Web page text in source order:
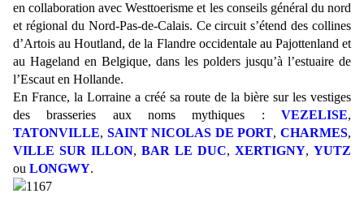
en collaboration avec Westtoerisme et les conseils général du nord
et régional du Nord-Pas-de-Calais. Ce circuit s’étend des collines
d’Artois au Houtland, de la Flandre occidentale au Pajottenland et
au Hageland en Belgique, dans les polders jusqu’à l’estuaire de
l’Escaut en Hollande.
En France, la Lorraine a créé sa route de la bière sur les vestiges
des brasseries aux noms mythiques :
VEZELISE,
TATONVILLE, SAINT NICOLAS DE PORT, CHARMES,
VILLE SUR ILLON, BAR LE DUC, XERTIGNY, YUTZ
ou LONGWY.